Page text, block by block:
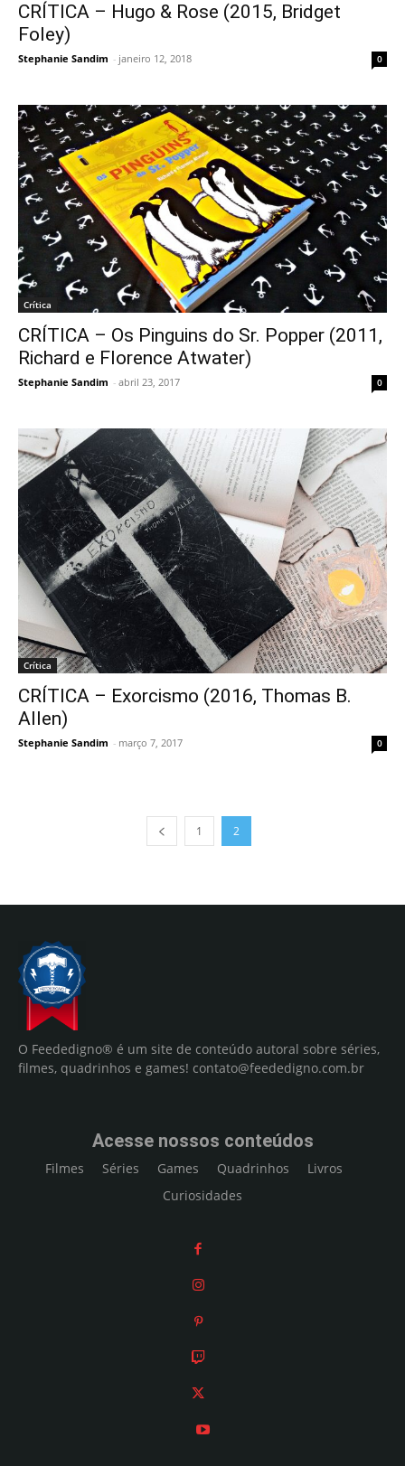
CRÍTICA – Hugo & Rose (2015, Bridget
Foley)
Stephanie Sandim - janeiro 12, 2018 0
Crítica
CRÍTICA – Os Pinguins do Sr. Popper (2011,
Richard e Florence Atwater)
Stephanie Sandim - abril 23, 2017 0
Crítica
CRÍTICA – Exorcismo (2016, Thomas B.
Allen)
Stephanie Sandim - março 7, 2017 0
1 2
O Feededigno® é um site de conteúdo autoral sobre séries,
filmes, quadrinhos e games! contato@feededigno.com.br
Acesse nossos conteúdos
Filmes Séries Games Quadrinhos
Livros
Curiosidades